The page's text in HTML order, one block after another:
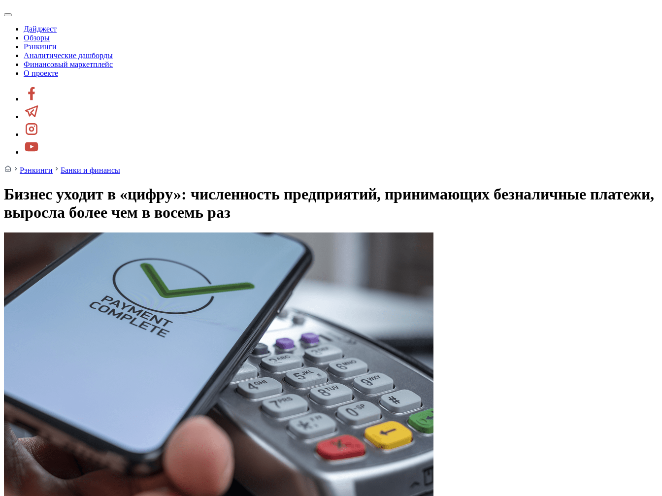
Дайджест
Обзоры
Рэнкинги
Аналитические дашборды
Финансовый маркетплейс
О проекте
Рэнкинги Банки и финансы
Бизнес уходит в «цифру»: численность предприятий, принимающих безналичные платежи,
выросла более чем в восемь раз